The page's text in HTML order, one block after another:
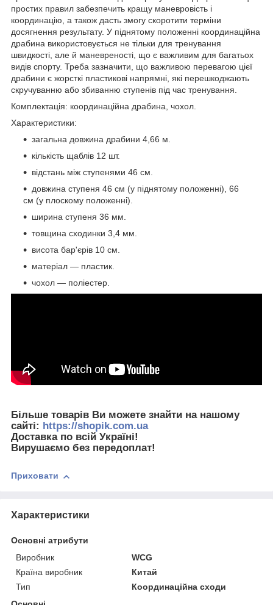
простих правил забезпечить кращу маневровість і
координацію, а також дасть змогу скоротити терміни
досягнення результату. У піднятому положенні координаційна
драбина використовується не тільки для тренування
швидкості, але й маневреності, що є важливим для багатьох
видів спорту. Треба зазначити, що важливою перевагою цієї
драбини є жорсткі пластикові напрямні, які перешкоджають
скручуванню або збиванню ступенів під час тренування.
Комплектація: координаційна драбина, чохол.
Характеристики:
загальна довжина драбини 4,66 м.
кількість щаблів 12 шт.
відстань між ступенями 46 см.
довжина ступеня 46 см (у піднятому положенні), 66
см (у плоскому положенні).
ширина ступеня 36 мм.
товщина сходинки 3,4 мм.
висота бар'єрів 10 см.
матеріал — пластик.
чохол — поліестер.
Більше товарів Ви можете знайти на нашому
сайті: https://shopik.com.ua
Доставка по всій Україні!
Вирушаємо без передоплат!
Приховати
Характеристики
Основні атрибути
Виробник
WCG
Країна виробник
Китай
Тип
Координаційна сходи